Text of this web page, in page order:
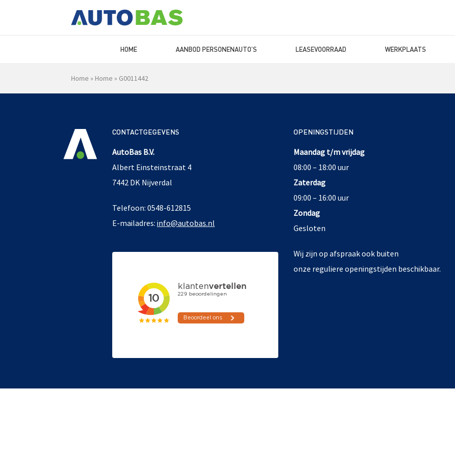
HOME AANBOD PERSONENAUTO’S LEASEVOORRAAD WERKPLAATS
Home » Home » G0011442
CONTACTGEGEVENS
AutoBas B.V.
Albert Einsteinstraat 4
7442 DK Nijverdal
Telefoon: 0548-612815
E-mailadres: info@autobas.nl
OPENINGSTIJDEN
Maandag t/m vrijdag
08:00 – 18:00 uur
Zaterdag
09:00 – 16:00 uur
Zondag
Gesloten
Wij zijn op afspraak ook buiten
onze reguliere openingstijden beschikbaar.